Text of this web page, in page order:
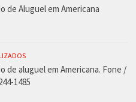
de Aluguel em Americana
de aluguel em Americana. Fone /
1485